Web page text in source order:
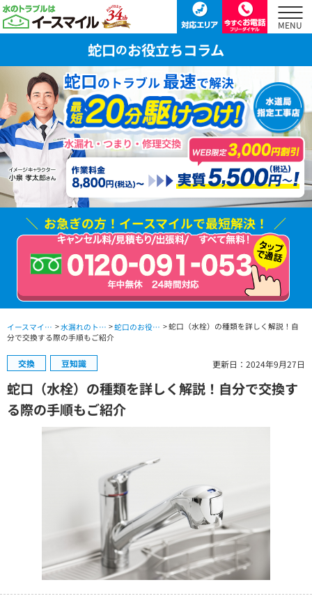
蛇口のお役立ちコラム
蛇口のトラブル最速で解決
水漏れ・つまり・修理交換
お急ぎの方！ イースマイルで最短解決！
イースマイル公式サイト TOP > 水漏れのトラブル TOP > 蛇口のお役立ちコラム > 蛇口（水栓）の種類を詳しく解説！自
分で交換する際の手順もご紹介
交換 豆知識 更新日：2024年9月27日
蛇口（水栓）の種類を詳しく解説！自分で交換す
る際の手順もご紹介